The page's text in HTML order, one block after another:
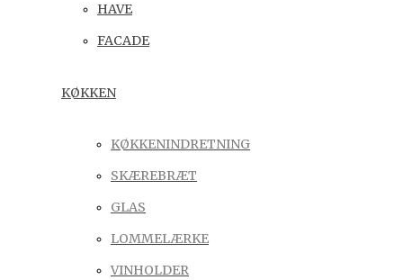
HAVE
FACADE
KØKKEN
KØKKENINDRETNING
SKÆREBRÆT
GLAS
LOMMELÆRKE
VINHOLDER